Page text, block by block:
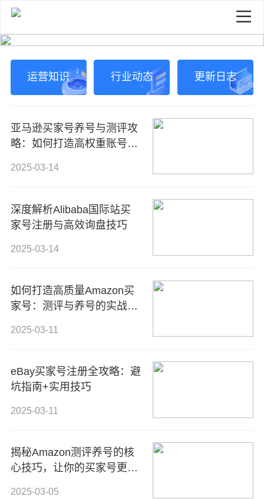
运营知识 行业动态 更新日志
亚马逊买家号养号与测评攻
略：如何打造高权重账号，
2025-03-14
深度解析Alibaba国际站买
家号注册与高效询盘技巧
2025-03-14
如何打造高质量Amazon买
家号：测评与养号的实战技
2025-03-11
eBay买家号注册全攻略：避
坑指南+实用技巧
2025-03-11
揭秘Amazon测评养号的核
心技巧，让你的买家号更稳
2025-03-05